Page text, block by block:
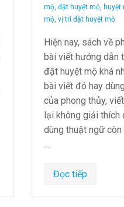
mộ, đặt huyệt mộ, huyệt
mộ, vị trí đặt huyệt mộ
Hiện nay, sách về
bài viết hướng dẫn
đặt huyệt mộ khá
bài viết đó hay
của phong thủy,
lại không giải thích
dùng thuật ngữ còn
…
Đọc tiếp